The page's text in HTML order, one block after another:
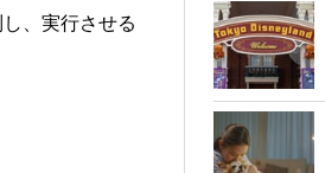
、実行させる